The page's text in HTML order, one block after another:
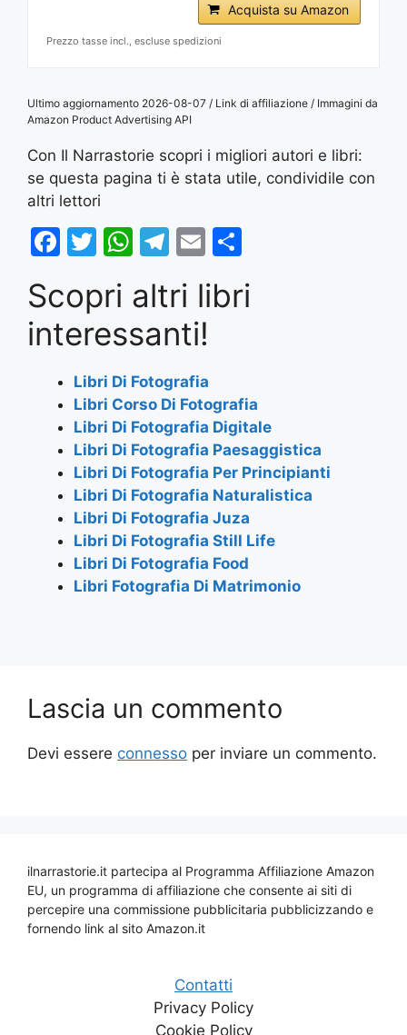
Acquista su Amazon
Prezzo tasse incl., escluse spedizioni
Ultimo aggiornamento 2026-08-07 / Link di affiliazione / Immagini da
Amazon Product Advertising API
Con Il Narrastorie scopri i migliori autori e libri:
se questa pagina ti è stata utile, condividile con
altri lettori
F
c
e
b
o
o
k
T
itt
er
W
at
s
A
p
p
T
e
gr
a
m
E
ai
l
ar
Scopri altri libri
interessanti!
Libri Di Fotografia
Libri Corso Di Fotografia
Libri Di Fotografia Digitale
Libri Di Fotografia Paesaggistica
Libri Di Fotografia Per Principianti
Libri Di Fotografia Naturalistica
Libri Di Fotografia Juza
Libri Di Fotografia Still Life
Libri Di Fotografia Food
Libri Fotografia Di Matrimonio
Lascia un commento
Devi essere connesso per inviare un commento.
ilnarrastorie.it partecipa al Programma Affiliazione Amazon
EU, un programma di affiliazione che consente ai siti di
percepire una commissione pubblicitaria pubblicizzando e
fornendo link al sito Amazon.it
Contatti
Privacy Policy
Cookie Policy